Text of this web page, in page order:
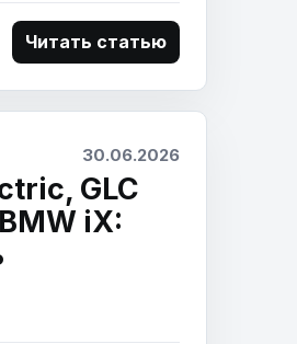
Читать статью
30.06.2026
GLC
iX: